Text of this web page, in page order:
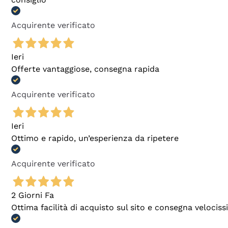
Acquirente verificato
Ieri
Offerte vantaggiose, consegna rapida
Acquirente verificato
Ieri
Ottimo e rapido, un’esperienza da ripetere
Acquirente verificato
2 Giorni Fa
Ottima facilità di acquisto sul sito e consegna